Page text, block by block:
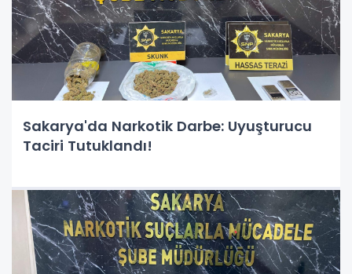
Sakarya'da Narkotik Darbe: Uyuşturucu
Taciri Tutuklandı!